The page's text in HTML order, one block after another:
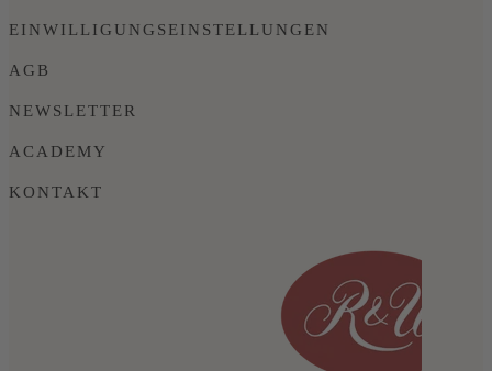
EINWILLIGUNGSEINSTELLUNGEN
AGB
NEWSLETTER
ACADEMY
KONTAKT